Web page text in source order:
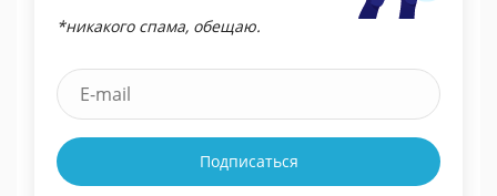
*никакого спама, обещаю.
Подписаться